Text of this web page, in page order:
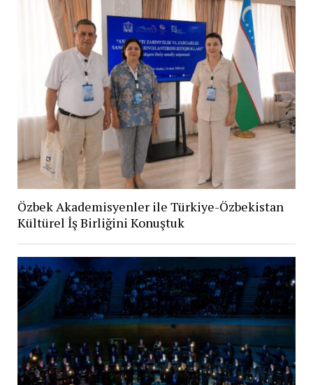
Özbek Akademisyenler ile Türkiye-Özbekistan
Kültürel İş Birliğini Konuştuk